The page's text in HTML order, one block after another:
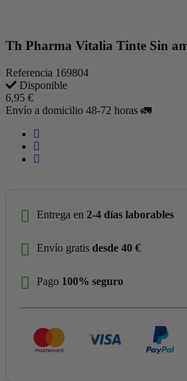
Th Pharma Vitalia Tinte Sin
Referencia 169804
Disponible
6,95 €
Envío a domicilio 48-72 horas 🚛
Entrega en 2-4 días laborables
Envío gratis desde 40 €
Pago 100% seguro